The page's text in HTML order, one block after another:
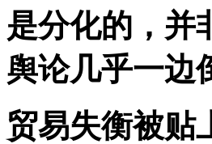
是分化的，并
舆论几乎一边
贸易失衡被贴